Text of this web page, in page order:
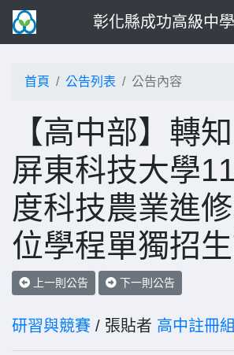
彰化縣成功高級中學
首頁 公告列表 公告內容
【高中部】轉
屏東科技大學
度科技農業進
位學程單獨招
上一則公告 下一則公告
研習與競賽 / 張貼者 高中註冊